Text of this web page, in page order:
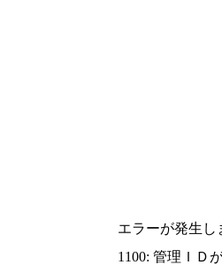
エラーが発生し
1100: 管理ＩＤ